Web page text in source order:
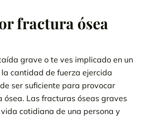
óseas de Florida?
lesiones por fractura ósea
ósea
en casos de accidente
fractura ósea
grave o te ves implicado en un
cantidad de fuerza ejercida
ser suficiente para provocar
ósea. Las fracturas óseas graves
cotidiana de una persona y